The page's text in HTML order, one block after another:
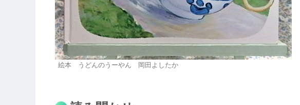
絵本 うどんのうーやん 岡田よしたか